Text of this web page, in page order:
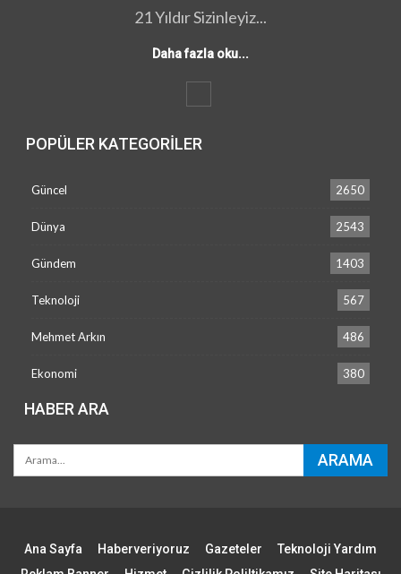
21 Yıldır Sizinleyiz...
Daha fazla oku...
POPÜLER KATEGORILER
Güncel 2650
Dünya 2543
Gündem 1403
Teknoloji 567
Mehmet Arkın 486
Ekonomi 380
HABER ARA
Ana Sayfa Haberveriyoruz Gazeteler
Teknoloji Yardım